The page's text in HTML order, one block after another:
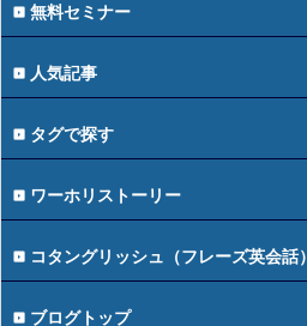
無料セミナー
人気記事
タグで探す
ワーホリストーリー
コタングリッシュ（フレーズ英会話）
ブログトップ